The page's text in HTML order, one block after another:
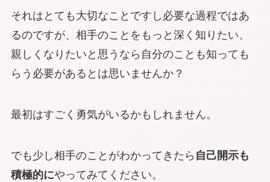
それはとても大切なことですし必要な過程ではあ
るのですが、相手のことをもっと深く知りたい、
親しくなりたいと思うなら自分のことも知っても
らう必要があるとは思いませんか？
最初はすごく勇気がいるかもしれません。
でも少し相手のことがわかってきたら 自己開示も
積極的にやってみてください。